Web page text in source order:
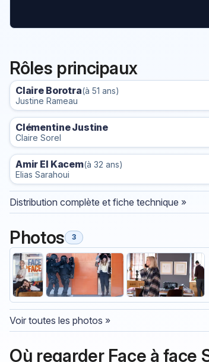
Rôles principaux
Claire Borotra(à 51 ans)
Justine Rameau
Clémentine Justine
Claire Sorel
Amir El Kacem(à 32 ans)
Elias Sarahoui
Distribution complète et fiche technique »
Photos 3
Voir toutes les photos »
Où regarder Face à face